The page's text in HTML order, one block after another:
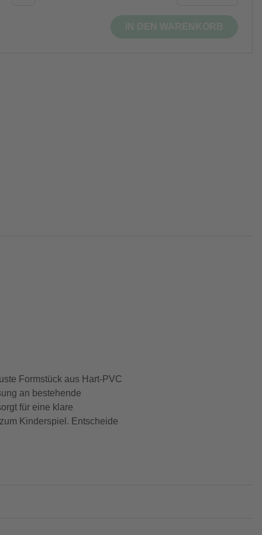
Formstück aus Hart-PVC
an bestehende
für eine klare
Kinderspiel. Entscheide